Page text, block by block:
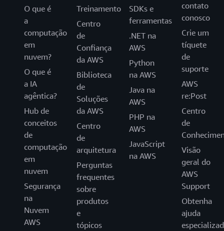
O que é
a
computação
em
nuvem?
O que é
a IA
agêntica?
Hub de
conceitos
de
computação
em
nuvem
Segurança
na
Nuvem
AWS
Treinamento
Centro
de
Confiança
da AWS
Biblioteca
de
Soluções
da AWS
Centro
de
arquitetura
Perguntas
frequentes
sobre
produtos
e
tópicos
SDKs e
ferramentas
.NET na
AWS
Python
na AWS
Java na
AWS
PHP na
AWS
JavaScript
na AWS
contato
conosco
Crie um
tíquete
de
suporte
AWS
re:Post
Centro
de
Visão
geral do
AWS
Support
Obtenha
ajuda